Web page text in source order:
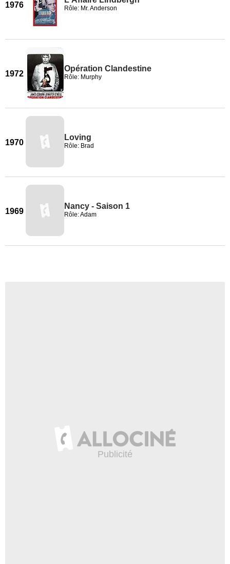
1976 Rôle: Mr. Anderson
1972
Opération Clandestine
Rôle: Murphy
1970
Loving
Rôle: Brad
1969
Nancy - Saison 1
Rôle: Adam